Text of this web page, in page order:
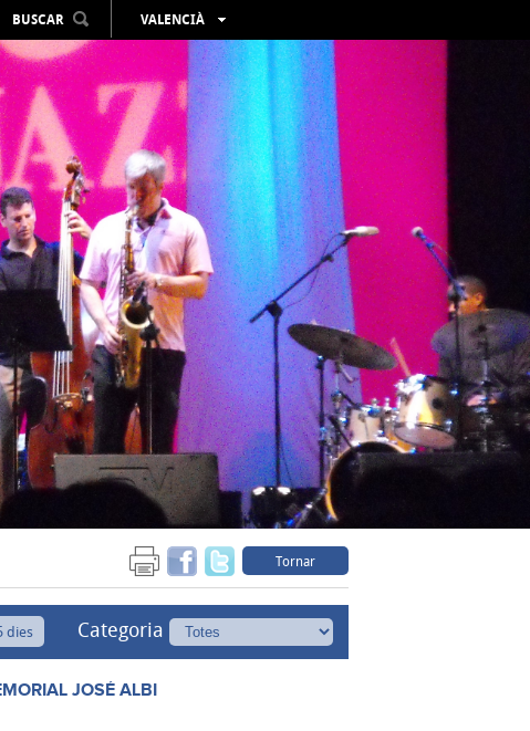
BUSCAR
VALENCIÀ
ESPAÑOL
ENGLISH
FRANÇAIS
DEUTSCH
РУССКИЙ
Tornar
dies Categoria
JOSÉ ALBI